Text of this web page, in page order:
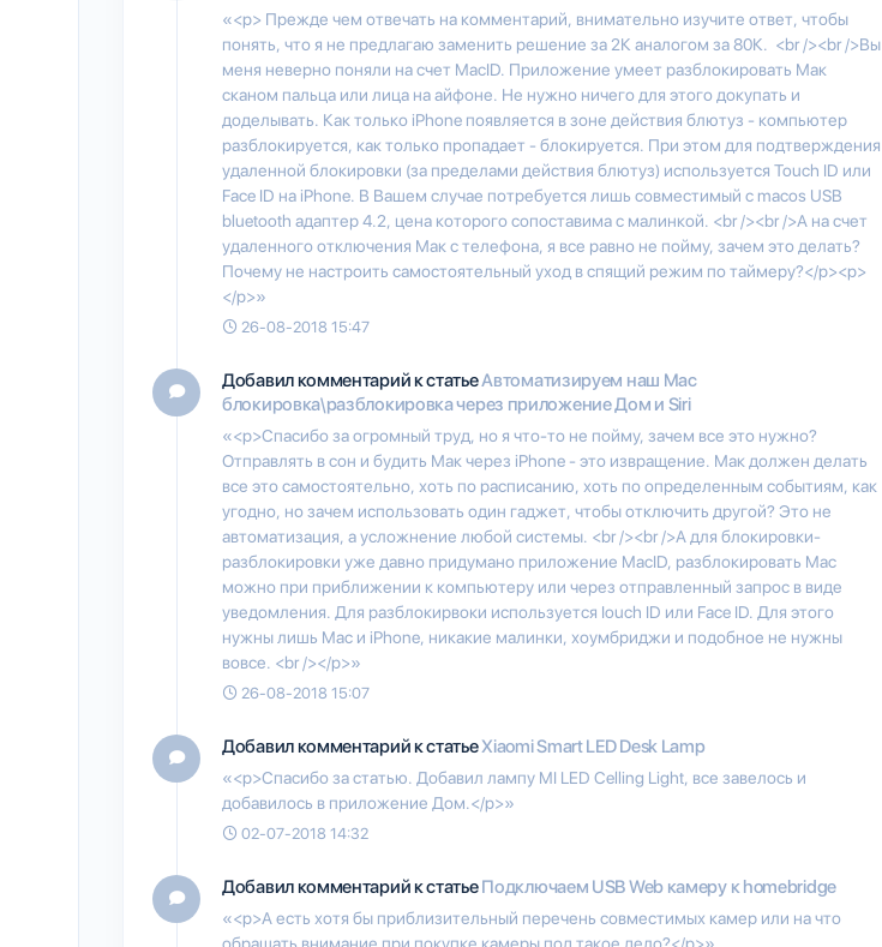
«<p> Прежде чем отвечать на комментарий, внимательно изучите ответ, чтобы
понять, что я не предлагаю заменить решение за 2К аналогом за 80К. <br /><br />Вы
меня неверно поняли на счет MacID. Приложение умеет разблокировать Мак
сканом пальца или лица на айфоне. Не нужно ничего для этого докупать и
доделывать. Как только iPhone появляется в зоне действия блютуз - компьютер
разблокируется, как только пропадает - блокируется. При этом для подтверждения
удаленной блокировки (за пределами действия блютуз) используется Touch ID или
Face ID на iPhone. В Вашем случае потребуется лишь совместимый с macos USB
bluetooth адаптер 4.2, цена которого сопоставима с малинкой. <br /><br />А на счет
удаленного отключения Мак с телефона, я все равно не пойму, зачем это делать?
Почему не настроить самостоятельный уход в спящий режим по таймеру?</p><p>
</p>»
26-08-2018 15:47
Добавил комментарий к статьеАвтоматизируем наш Mac
блокировка\разблокировка через приложение Дом и Siri
«<p>Спасибо за огромный труд, но я что-то не пойму, зачем все это нужно?
Отправлять в сон и будить Мак через iPhone - это извращение. Мак должен делать
все это самостоятельно, хоть по расписанию, хоть по определенным событиям, как
угодно, но зачем использовать один гаджет, чтобы отключить другой? Это не
автоматизация, а усложнение любой системы. <br /><br />А для блокировки-
разблокировки уже давно придумано приложение MacID, разблокировать Mac
можно при приближении к компьютеру или через отправленный запрос в виде
уведомления. Для разблокирвоки используется Iouch ID или Face ID. Для этого
нужны лишь Mac и iPhone, никакие малинки, хоумбриджи и подобное не нужны
вовсе. <br /></p>»
26-08-2018 15:07
Добавил комментарий к статьеXiaomi Smart LED Desk Lamp
«<p>Спасибо за статью. Добавил лампу MI LED Celling Light, все завелось и
добавилось в приложение Дом.</p>»
02-07-2018 14:32
Добавил комментарий к статьеПодключаем USB Web камеру к homebridge
«<p>А есть хотя бы приблизительный перечень совместимых камер или на что
обращать внимание при покупке камеры под такое дело?</p>»